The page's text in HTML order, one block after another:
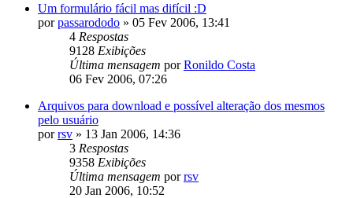
Um formulário fácil mas difícil :D
porpassarododo » 05 Fev 2006, 13:41
4 Respostas
9128 Exibições
Última mensagem porRonildo Costa
06 Fev 2006, 07:26
Arquivos para download e possível alteração dos mesmos
pelo usuário
porrsv » 13 Jan 2006, 14:36
3 Respostas
9358 Exibições
Última mensagem porrsv
20 Jan 2006, 10:52